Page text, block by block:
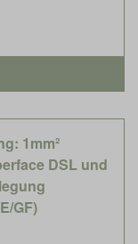
1mm²
DSL und
GF)